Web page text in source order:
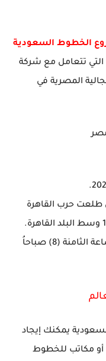
الخطوط السعودية
تتعامل مع شركة
المصرية في
طلعت حرب القاهرة
مواعيد العمل في المكتب: تبدأ منذ الساعة الثامنة (8) صباحاُ
يمكنك إيجاد
أو مكاتب للخطوط